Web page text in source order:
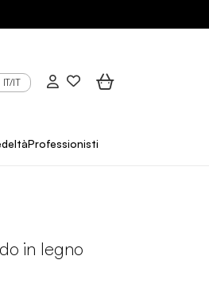
IT/IT
Professionisti
in legno